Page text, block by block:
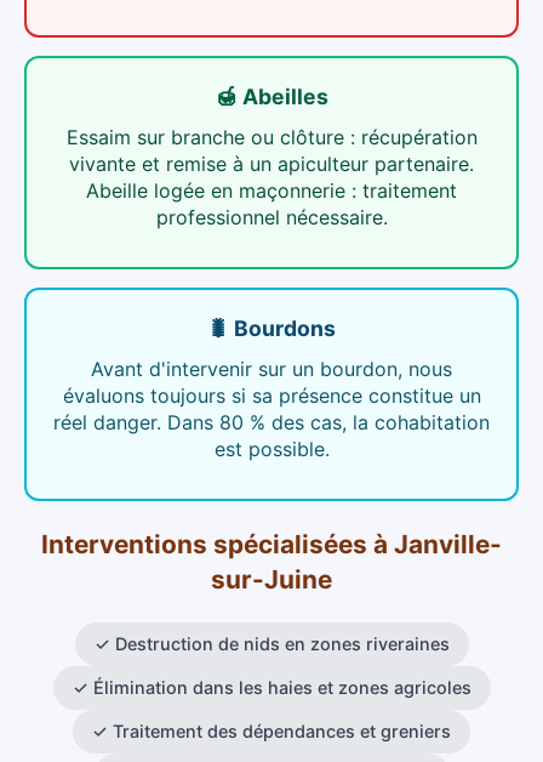
🍯 Abeilles
Essaim sur branche ou clôture : récupération
vivante et remise à un apiculteur partenaire.
Abeille logée en maçonnerie : traitement
professionnel nécessaire.
🐛 Bourdons
Avant d'intervenir sur un bourdon, nous
évaluons toujours si sa présence constitue un
réel danger. Dans 80 % des cas, la cohabitation
est possible.
Interventions spécialisées à Janville-
sur-Juine
✓ Destruction de nids en zones riveraines
✓ Élimination dans les haies et zones agricoles
✓ Traitement des dépendances et greniers